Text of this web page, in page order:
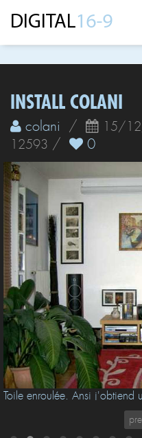
INSTALL COLANI
colani / 15/
12593 / 0
Toile enroulée. Ansi j'obtiend